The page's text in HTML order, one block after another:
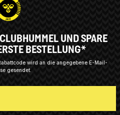
UND SPARE
BESTELLUNG*
wird an die angegebene E-Mail-
gesendet.